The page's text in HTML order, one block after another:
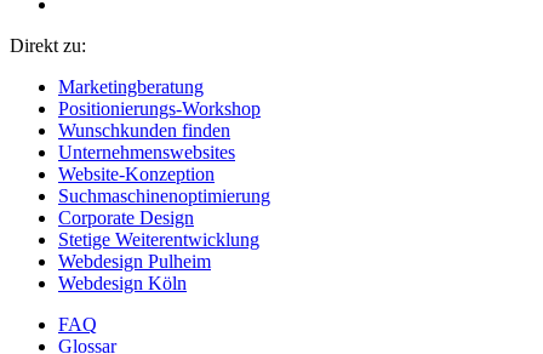
Direkt zu:
Marketingberatung
Positionierungs-Workshop
Wunschkunden finden
Unternehmenswebsites
Website-Konzeption
Suchmaschinenoptimierung
Corporate Design
Stetige Weiterentwicklung
Webdesign Pulheim
Webdesign Köln
FAQ
Glossar